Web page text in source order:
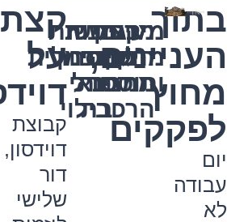
בתוך
העניינים,
מחוץ
לפקקים
יום
עבודה
לא
מיקום
מרכזי
ותוסס
מרחק
הליכה
מתחנת
הרכבת
עיצוב
יוקרתי
ומבודל
נגישות
מקסימלית
גמישות
בתכנון
מרכז
מסחר
פנאי
ובילוי
קצת
על
קבוצת
דוידסון,
דור
שלישי